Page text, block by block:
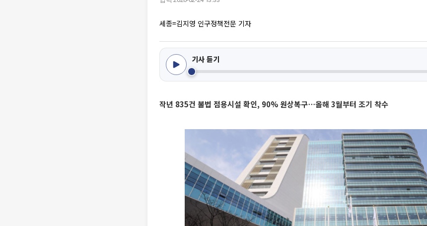
세종=김지영 인구정책전문 기자
기사 듣기
작년 835건 불법 점용시설 확인, 90% 원상복구⋯올해 3월부터 조기 착수